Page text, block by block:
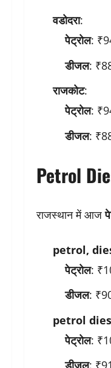
वडोदरा:
पेट्रोल:
डीजल:
राजकोट:
पेट्रोल:
डीजल:
Petrol
राजस्थान में आज
petrol,
पेट्रोल:
डीजल:
petrol
पेट्रोल:
डीजल: